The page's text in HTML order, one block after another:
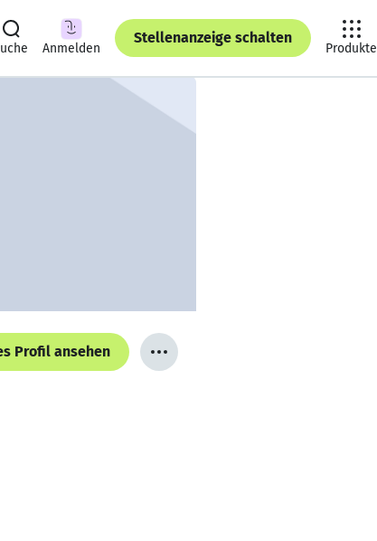
Anmelden
Stellenanzeige schalten
Produkte
Profil ansehen